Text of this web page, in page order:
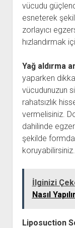
vücudu
esneterek
zorlayıcı
hızlandırmak
Yağ aldırma
yaparken
vücudunuzun
rahatsızlık
vermelisiniz.
dahilinde
şekilde formda
koruyabilirsiniz.
İlginizi
Nasıl
Liposuction